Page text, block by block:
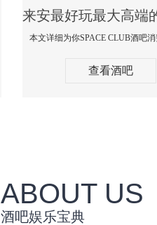
查看酒吧
ABOUT US
酒吧娱乐宝典